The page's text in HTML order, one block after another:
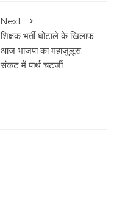
Next
शिक्षक भर्ती घोटाले के खिलाफ
आज भाजपा का महाजुलूस,
संकट में पार्थ चटर्जी